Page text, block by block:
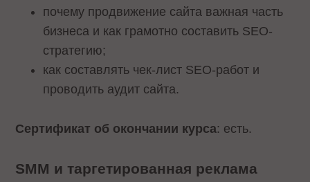
почему продвижение сайта важная часть
бизнеса и как грамотно составить SEO-
стратегию;
как составлять чек-лист SEO-работ и
проводить аудит сайта.
Сертификат об окончании курса: есть.
SMM и таргетированная реклама